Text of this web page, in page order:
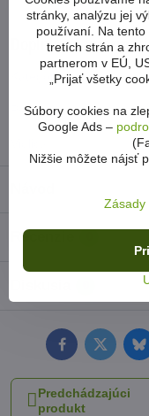
Doplnkové
Kategória:
Počet prevodov:
Recenzie
FacebookTwitter
Predchádzajúci
produkt
stránky, analýzu jej
používaní. Na
tretích strán a
partnerom v EÚ,
„Prijať všetky
Súbory cookies na
Google Ads –
Nižšie môžete nájsť
Zásady